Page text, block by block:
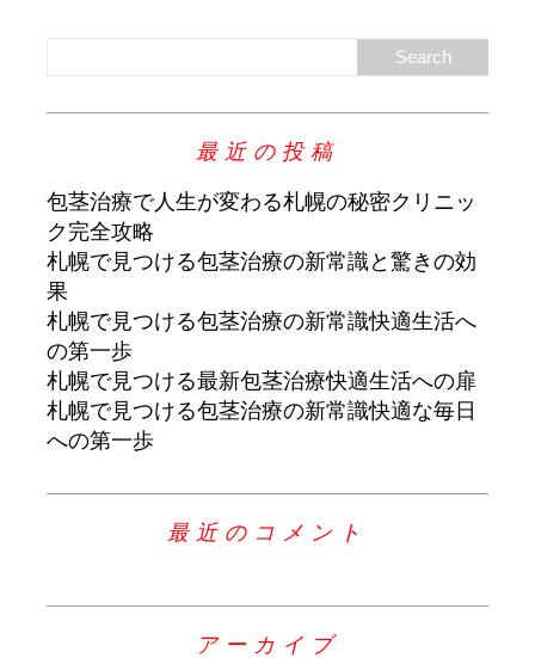
最近の投稿
包茎治療で人生が変わる札幌の秘密クリニッ
ク完全攻略
札幌で見つける包茎治療の新常識と驚きの効
果
札幌で見つける包茎治療の新常識快適生活へ
の第一歩
札幌で見つける最新包茎治療快適生活への扉
札幌で見つける包茎治療の新常識快適な毎日
への第一歩
最近のコメント
アーカイブ